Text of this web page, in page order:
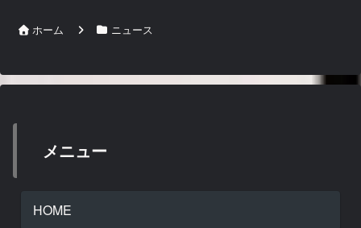
ホーム ニュース
メニュー
HOME